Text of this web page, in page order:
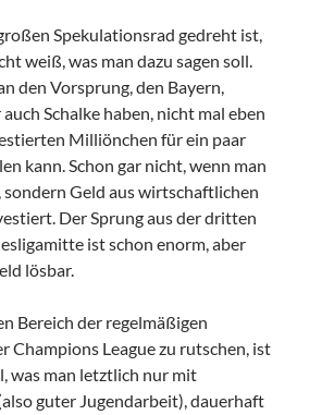
Spekulationsrad gedreht ist,
weiß, was man dazu sagen soll.
den Vorsprung, den Bayern,
Schalke haben, nicht mal eben
Milliönchen für ein paar
kann. Schon gar nicht, wenn man
Geld aus wirtschaftlichen
Der Sprung aus der dritten
ist schon enorm, aber
lösbar.
Bereich der regelmäßigen
Champions League zu rutschen, ist
was man letztlich nur mit
guter Jugendarbeit), dauerhaft